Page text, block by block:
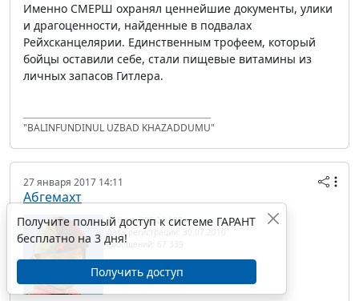
Именно СМЕРШ охранял ценнейшие документы, улики
и драгоценности, найденные в подвалах
Рейхсканцелярии. Единственным трофеем, который
бойцы оставили себе, стали пищевые витамины из
личных запасов Гитлера.
"BALINFUNDINUL UZBAD KHAZADDUMU"
27 января 2017 14:11
Абгемахт
IP/Host: 217.24.187.---
Дата регистрации: 30.07.2010
Сообщений: 67 339
Получите полный доступ к системе ГАРАНТ
бесплатно на 3 дня!
Получить доступ